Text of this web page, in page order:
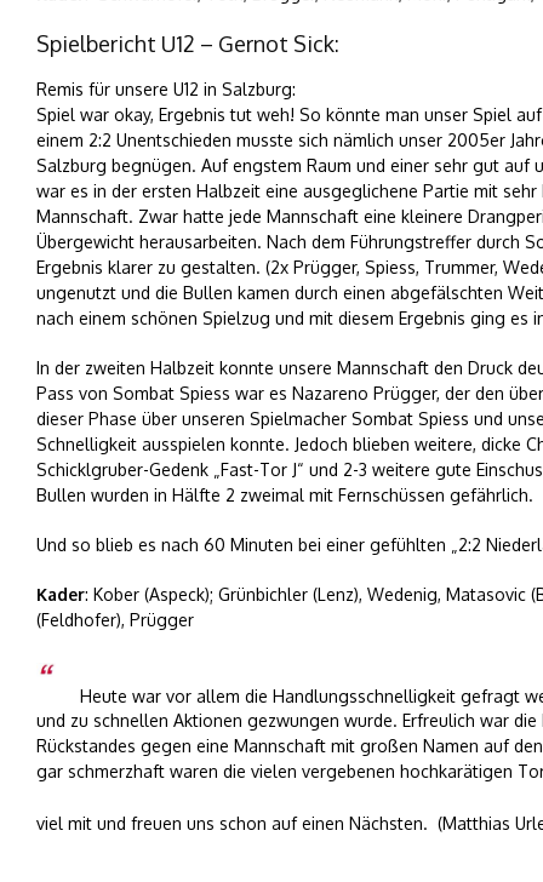
Spielbericht U12 – Gernot Sick:
Remis für unsere U12 in Salzburg:
Spiel war okay, Ergebnis tut weh! So könnte man unser Spiel
einem 2:2 Unentschieden musste sich nämlich unser 2005er
Salzburg begnügen. Auf engstem Raum und einer sehr gut
war es in der ersten Halbzeit eine ausgeglichene Partie mit
Mannschaft. Zwar hatte jede Mannschaft eine kleinere
Übergewicht herausarbeiten. Nach dem Führungstreffer durch
Ergebnis klarer zu gestalten. (2x Prügger, Spiess, Trummer,
ungenutzt und die Bullen kamen durch einen abgefälschten
nach einem schönen Spielzug und mit diesem Ergebnis ging es
In der zweiten Halbzeit konnte unsere Mannschaft den Druck
Pass von Sombat Spiess war es Nazareno Prügger, der den
dieser Phase über unseren Spielmacher Sombat Spiess und
Schnelligkeit ausspielen konnte. Jedoch blieben weitere, dicke
Schicklgruber-Gedenk „Fast-Tor J“ und 2-3 weitere gute
Bullen wurden in Hälfte 2 zweimal mit Fernschüssen gefährlich.
Und so blieb es nach 60 Minuten bei einer gefühlten „2:2
Kader: Kober (Aspeck); Grünbichler (Lenz), Wedenig, Matasovic
(Feldhofer), Prügger
Heute war vor allem die Handlungsschnelligkeit gefragt
und zu schnellen Aktionen gezwungen wurde. Erfreulich war
Rückstandes gegen eine Mannschaft mit großen Namen auf
gar schmerzhaft waren die vielen vergebenen hochkarätigen
viel mit und freuen uns schon auf einen Nächsten. (Matthias